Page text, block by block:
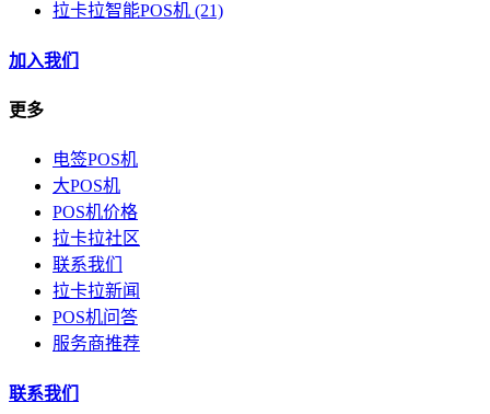
拉卡拉智能POS机 (21)
加入我们
更多
电签POS机
大POS机
POS机价格
拉卡拉社区
联系我们
拉卡拉新闻
POS机问答
服务商推荐
联系我们